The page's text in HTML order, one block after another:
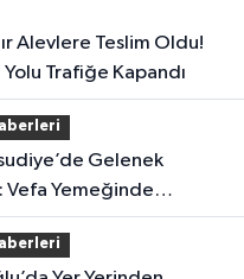
Trafiğe Kapandı
Vefa Yemeğinde